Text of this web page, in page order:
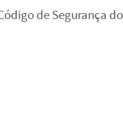
de Segurança do